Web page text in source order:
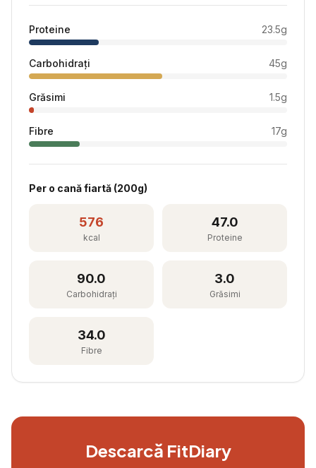
Proteine 23.5g
Carbohidrați 45g
Grăsimi 1.5g
Fibre 17g
Per o cană fiartă (200g)
576
kcal
47.0
Proteine
90.0
Carbohidrați
3.0
Grăsimi
34.0
Fibre
Descarcă FitDiary